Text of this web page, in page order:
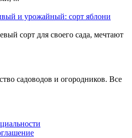
и урожайный: сорт яблони
сорт для своего сада, мечтают
садоводов и огородников. Все